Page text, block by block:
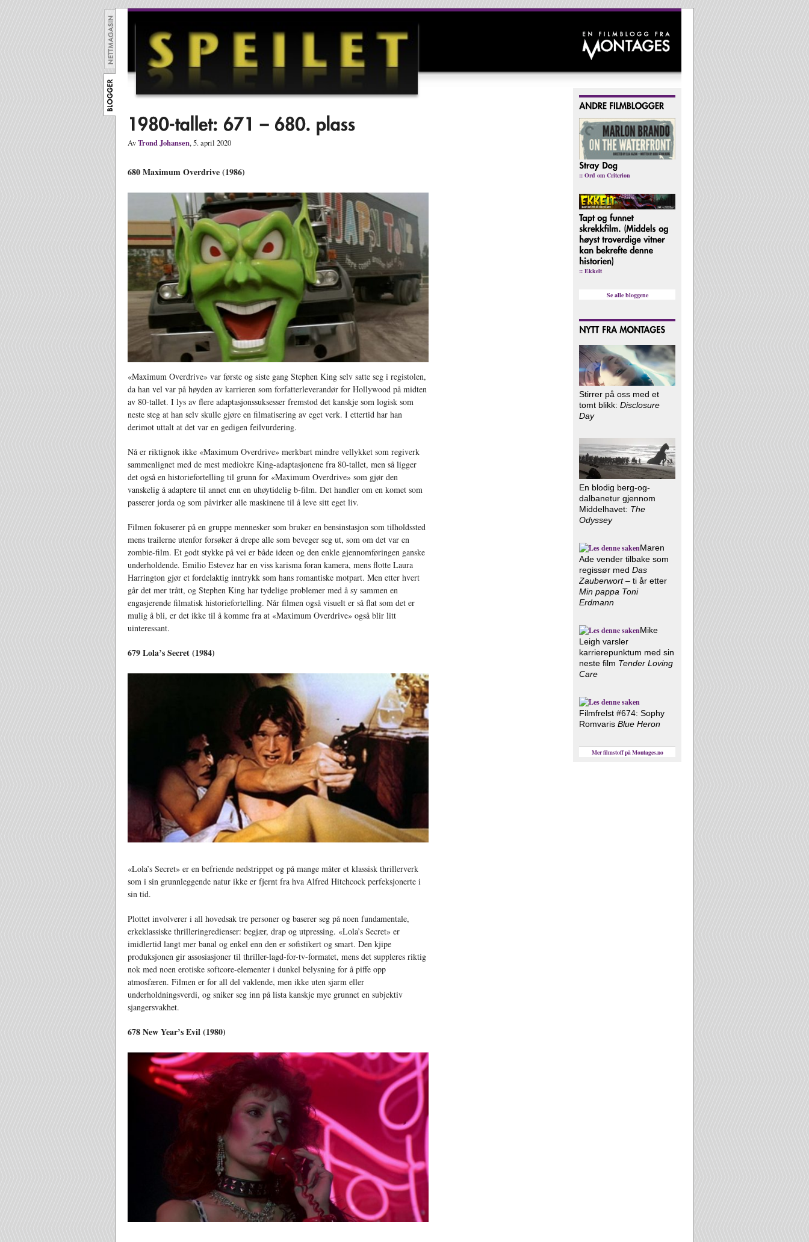
AvTrond Johansen, 5. april 2020
680 Maximum Overdrive (1986)
«Maximum Overdrive» var første og siste gang Stephen King selv satte seg i registolen,
da han vel var på høyden av karrieren som forfatterleverandør for Hollywood på midten
av 80-tallet. I lys av flere adaptasjonssuksesser fremstod det kanskje som logisk som
neste steg at han selv skulle gjøre en filmatisering av eget verk. I ettertid har han
derimot uttalt at det var en gedigen feilvurdering.
Nå er riktignok ikke «Maximum Overdrive» merkbart mindre vellykket som regiverk
sammenlignet med de mest mediokre King-adaptasjonene fra 80-tallet, men så ligger
det også en historiefortelling til grunn for «Maximum Overdrive» som gjør den
vanskelig å adaptere til annet enn en uhøytidelig b-film. Det handler om en komet som
passerer jorda og som påvirker alle maskinene til å leve sitt eget liv.
Filmen fokuserer på en gruppe mennesker som bruker en bensinstasjon som tilholdssted
mens trailerne utenfor forsøker å drepe alle som beveger seg ut, som om det var en
zombie-film. Et godt stykke på vei er både ideen og den enkle gjennomføringen ganske
underholdende. Emilio Estevez har en viss karisma foran kamera, mens flotte Laura
Harrington gjør et fordelaktig inntrykk som hans romantiske motpart. Men etter hvert
går det mer trått, og Stephen King har tydelige problemer med å sy sammen en
engasjerende filmatisk historiefortelling. Når filmen også visuelt er så flat som det er
mulig å bli, er det ikke til å komme fra at «Maximum Overdrive» også blir litt
uinteressant.
679 Lola’s Secret (1984)
«Lola’s Secret» er en befriende nedstrippet og på mange måter et klassisk thrillerverk
som i sin grunnleggende natur ikke er fjernt fra hva Alfred Hitchcock perfeksjonerte i
sin tid.
Plottet involverer i all hovedsak tre personer og baserer seg på noen fundamentale,
erkeklassiske thrilleringredienser: begjær, drap og utpressing. «Lola’s Secret» er
imidlertid langt mer banal og enkel enn den er sofistikert og smart. Den kjipe
produksjonen gir assosiasjoner til thriller-lagd-for-tv-formatet, mens det suppleres riktig
nok med noen erotiske softcore-elementer i dunkel belysning for å piffe opp
atmosfæren. Filmen er for all del vaklende, men ikke uten sjarm eller
underholdningsverdi, og sniker seg inn på lista kanskje mye grunnet en subjektiv
sjangersvakhet.
678 New Year’s Evil (1980)
:: Ord om Criterion
:: Ekkelt
Se alle bloggene
Stirrer på oss med et
tomt blikk: Disclosure
Day
En blodig berg-og-
dalbanetur gjennom
Middelhavet: The
Odyssey
Maren
Ade vender tilbake som
regissør med Das
Zauberwort– ti år etter
Min pappa Toni
Erdmann
Mike
Leigh varsler
karrierepunktum med sin
neste film Tender Loving
Care
Filmfrelst #674: Sophy
Romvaris Blue Heron
Mer filmstoff på Montages.no